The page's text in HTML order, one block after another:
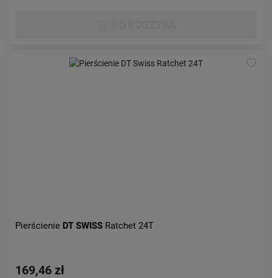
Pierścienie DT SWISS Ratchet 24T
169,46 zł